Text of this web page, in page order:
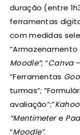
duração (entre
ferramentas
com medidas
“Armazenamento
Moodle”; “Canva–
“Ferramentas
turmas”;
avaliação”;”
“Mentimetere
“Moodle”.